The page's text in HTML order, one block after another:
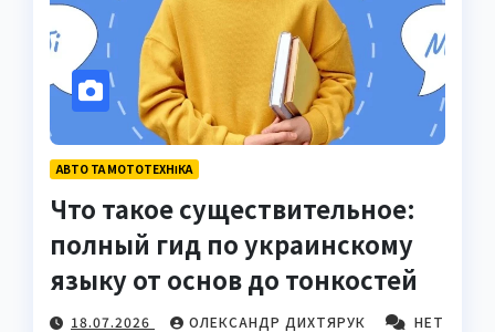
АВТО ТА МОТОТЕХНІКА
Что такое существительное:
полный гид по украинскому
языку от основ до тонкостей
18.07.2026 ОЛЕКСАНДР ДИХТЯРУК
НЕТ